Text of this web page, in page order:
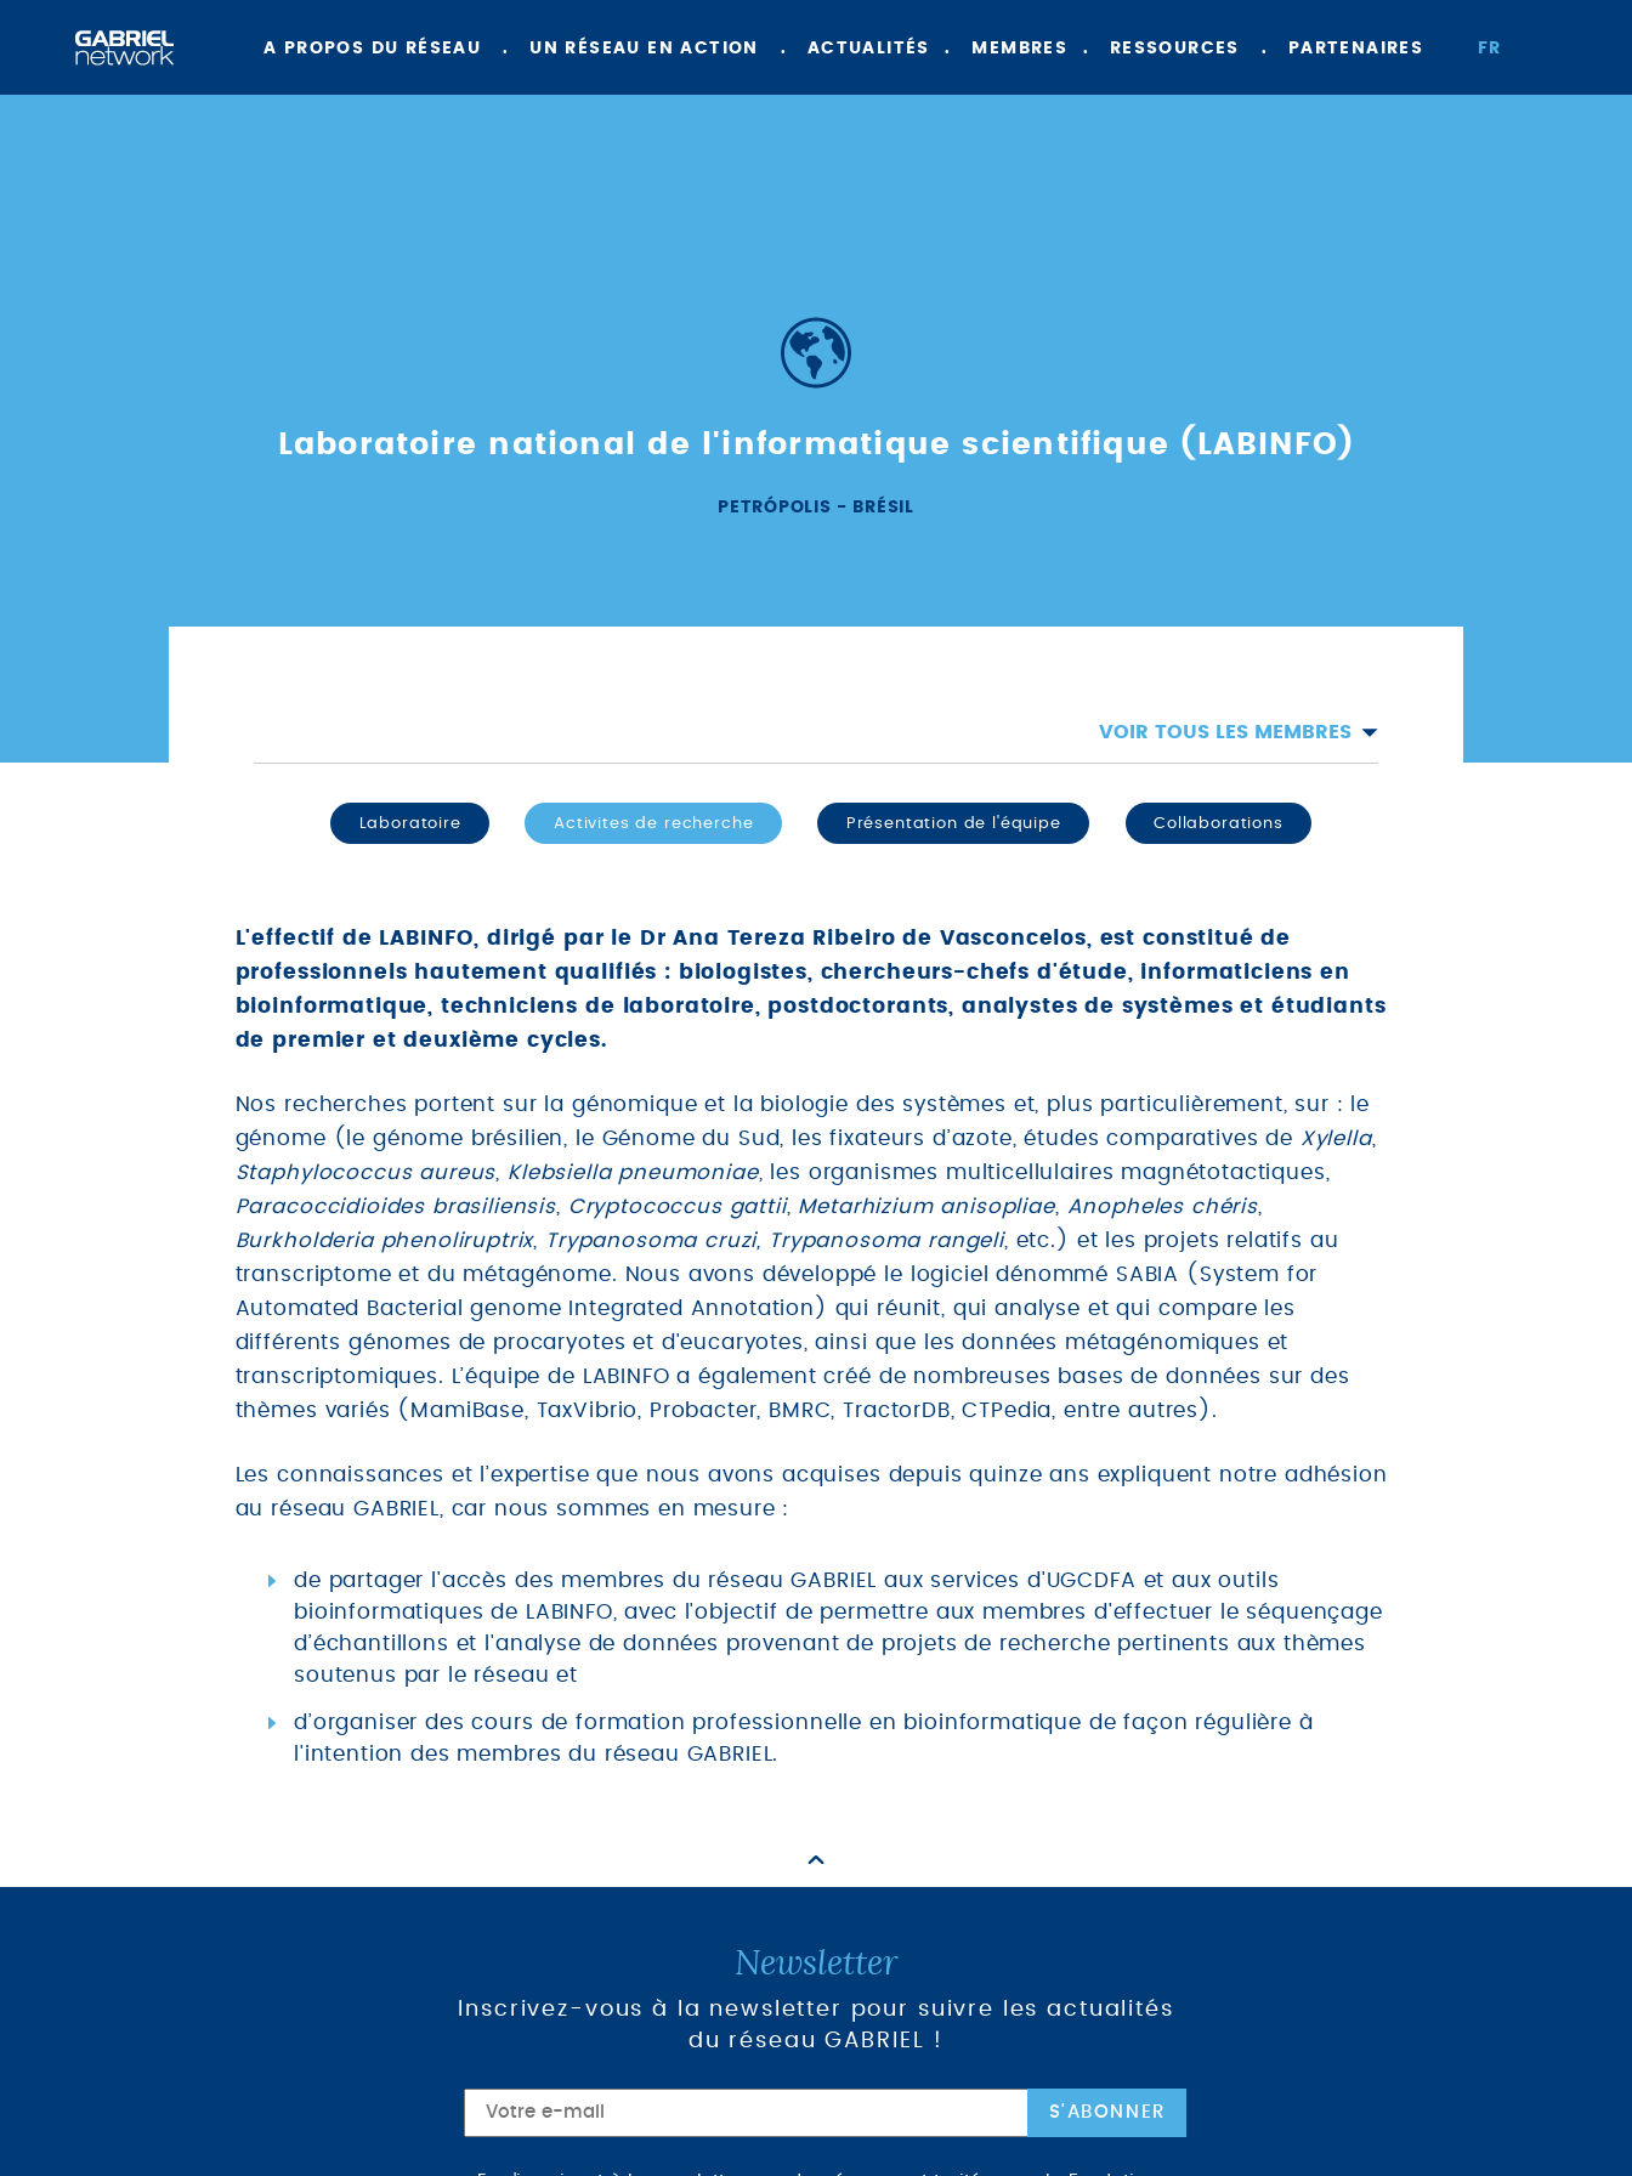
A PROPOS DU RÉSEAU UN RÉSEAU EN ACTION ACTUALITÉS MEMBRES RESSOURCES PARTENAIRES FR
Laboratoire national de l'informatique scientifique (LABINFO)
PETRÓPOLIS - BRÉSIL
VOIR TOUS LES MEMBRES
Laboratoire Activites de recherche Présentation de l'équipe Collaborations
L'effectif de LABINFO, dirigé par le Dr Ana Tereza Ribeiro de Vasconcelos, est constitué de
professionnels hautement qualifiés : biologistes, chercheurs-chefs d'étude, informaticiens en
bioinformatique, techniciens de laboratoire, postdoctorants, analystes de systèmes et étudiants
de premier et deuxième cycles.
Nos recherches portent sur la génomique et la biologie des systèmes et, plus particulièrement, sur : le
génome (le génome brésilien, le Génome du Sud, les fixateurs d’azote, études comparatives de Xylella,
Staphylococcus aureus
Klebsiella pneumoniae, les organismes multicellulaires magnétotactiques,
Paracoccidioides brasiliensis
Cryptococcus gattii, Metarhizium anisopliae, Anopheles chéris
Burkholderia phenoliruptrix, Trypanosoma cruzi, Trypanosoma rangeli, etc.) et les projets relatifs au
transcriptome et du métagénome. Nous avons développé le logiciel dénommé SABIA (System for
Automated Bacterial genome Integrated Annotation) qui réunit, qui analyse et qui compare les
différents génomes de procaryotes et d'eucaryotes, ainsi que les données métagénomiques et
transcriptomiques. L’équipe de LABINFO a également créé de nombreuses bases de données sur des
thèmes variés (MamiBase, TaxVibrio, Probacter, BMRC, TractorDB, CTPedia, entre autres).
Les connaissances et l’expertise que nous avons acquises depuis quinze ans expliquent notre adhésion
au réseau GABRIEL, car nous sommes en mesure :
de partager l'accès des membres du réseau GABRIEL aux services d'UGCDFA et aux outils
bioinformatiques de LABINFO, avec l'objectif de permettre aux membres d'effectuer le séquençage
d’échantillons et l'analyse de données provenant de projets de recherche pertinents aux thèmes
soutenus par le réseau et
d’organiser des cours de formation professionnelle en bioinformatique de façon régulière à
l'intention des membres du réseau GABRIEL.
Newsletter
Inscrivez-vous à la newsletter pour suivre les actualités
du réseau GABRIEL !